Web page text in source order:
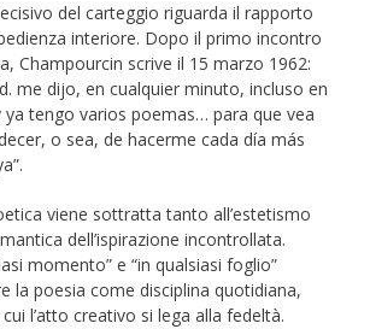
del carteggio riguarda il rapporto
interiore. Dopo il primo incontro
Champourcin scrive il 15 marzo 1962:
me dijo, en cualquier minuto, incluso en
ya tengo varios poemas… para que vea
o sea, de hacerme cada día más
viene sottratta tanto all’estetismo
dell’ispirazione incontrollata.
momento” e “in qualsiasi foglio”
la poesia come disciplina quotidiana,
l’atto creativo si lega alla fedeltà.